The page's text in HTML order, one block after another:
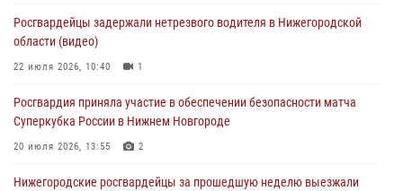
Росгвардейцы задержали нетрезвого водителя в Нижегородской
области (видео)
22 июля 2026, 10:40 1
Росгвардия приняла участие в обеспечении безопасности матча
Суперкубка России в Нижнем Новгороде
20 июля 2026, 13:55 2
Нижегородские росгвардейцы за прошедшую неделю выезжали